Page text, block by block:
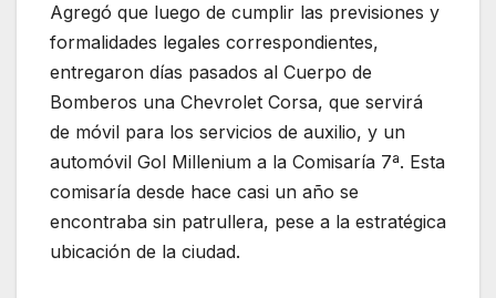
Agregó que luego de cumplir las previsiones y
formalidades legales correspondientes,
entregaron días pasados al Cuerpo de
Bomberos una Chevrolet Corsa, que servirá
de móvil para los servicios de auxilio, y un
automóvil Gol Millenium a la Comisaría 7ª. Esta
comisaría desde hace casi un año se
encontraba sin patrullera, pese a la estratégica
ubicación de la ciudad.